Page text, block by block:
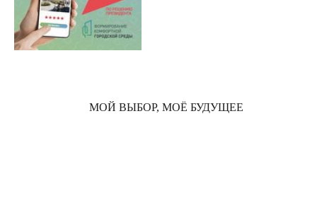
МОЙ ВЫБОР, МОЁ БУДУЩЕЕ